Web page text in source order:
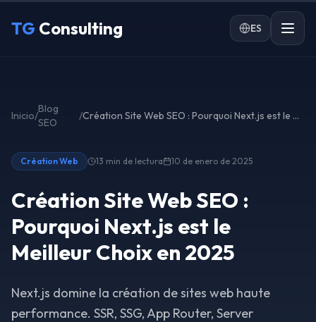
TG Consulting ES
Inicio/
Blog
SEO
/ Création Site Web SEO : Pourquoi Next.js est le Meilleur Choix en 2025
Création Web 13 min de lectura 10 de enero de 2025
Création Site Web SEO :
Pourquoi Next.js est le
Meilleur Choix en 2025
Next.js domine la création de sites web haute
performance. SSR, SSG, App Router, Server